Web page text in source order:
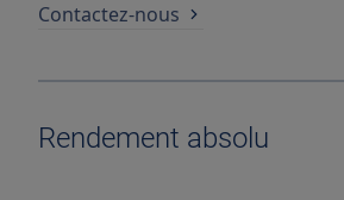
Contactez-nous
Rendement absolu